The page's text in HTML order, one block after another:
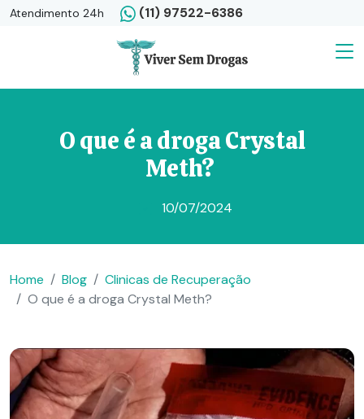
Atendimento 24h (11) 97522-6386
O que é a droga Crystal
Meth?
10/07/2024
Home Blog
Clinicas de Recuperação
O que é a droga Crystal Meth?